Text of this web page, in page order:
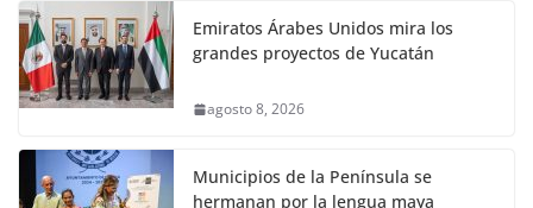
Emiratos Árabes Unidos mira los
grandes proyectos de Yucatán
agosto 8, 2026
Municipios de la Península se
hermanan por la lengua maya